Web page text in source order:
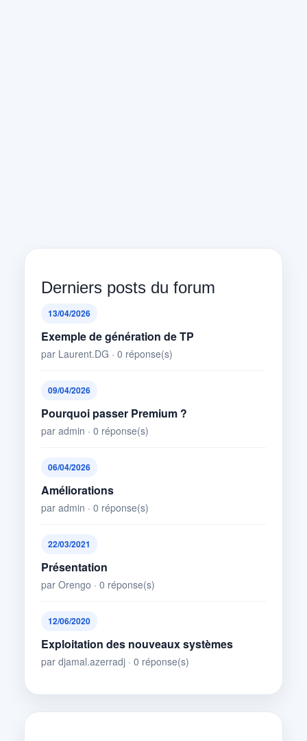
Derniers posts du forum
13/04/2026
Exemple de génération de TP
par Laurent.DG · 0 réponse(s)
09/04/2026
Pourquoi passer Premium ?
par admin · 0 réponse(s)
06/04/2026
Améliorations
par admin · 0 réponse(s)
22/03/2021
Présentation
par Orengo · 0 réponse(s)
12/06/2020
Exploitation des nouveaux systèmes
par djamal.azerradj · 0 réponse(s)